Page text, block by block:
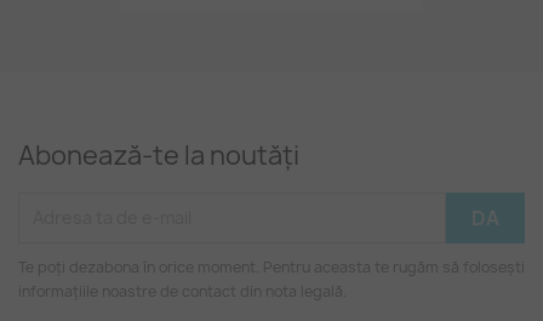
Abonează-te la noutăți
Te poți dezabona în orice moment. Pentru aceasta te rugăm să folosești
informațiile noastre de contact din nota legală.